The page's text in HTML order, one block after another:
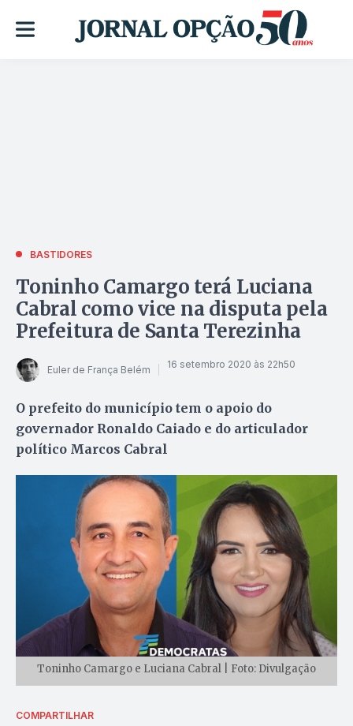
BASTIDORES
Toninho Camargo terá Luciana
Cabral como vice na disputa pela
Prefeitura de Santa Terezinha
Euler de França Belém 16 setembro 2020 às 22h50
O prefeito do município tem o apoio do
governador Ronaldo Caiado e do articulador
político Marcos Cabral
Toninho Camargo e Luciana Cabral | Foto: Divulgação
COMPARTILHAR